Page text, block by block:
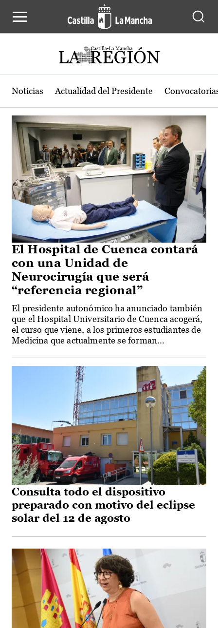
Actualidad de la región de Castilla-
Noticias Actualidad del Presidente
El Hospital de Cuenca contará
con una Unidad de
Neurocirugía que será
“referencia regional”
El presidente autonómico ha anunciado también
que el Hospital Universitario de Cuenca acogerá,
el curso que viene, a los primeros estudiantes de
Medicina que actualmente se forman...
Consulta todo el dispositivo
preparado con motivo del eclipse
solar del 12 de agosto